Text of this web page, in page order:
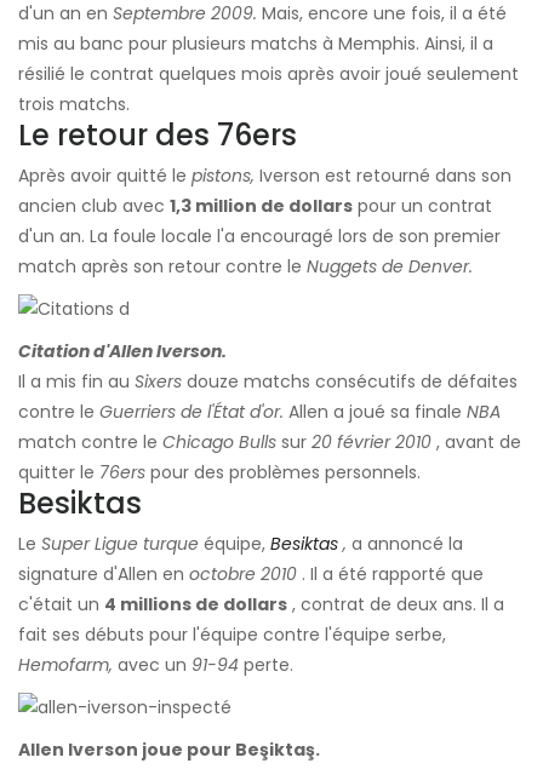
d'un an en Septembre 2009. Mais, encore une fois, il a été
mis au banc pour plusieurs matchs à Memphis. Ainsi, il a
résilié le contrat quelques mois après avoir joué seulement
trois matchs.
Le retour des 76ers
Après avoir quitté le pistons, Iverson est retourné dans son
ancien club avec 1,3 million de dollars pour un contrat
d'un an. La foule locale l'a encouragé lors de son premier
match après son retour contre le Nuggets de Denver.
Citation d'Allen Iverson.
Il a mis fin au Sixers douze matchs consécutifs de défaites
contre le Guerriers de l'État d'or. Allen a joué sa finale NBA
match contre le Chicago Bulls sur 20 février 2010 , avant de
quitter le 76ers pour des problèmes personnels.
Besiktas
Le Super Ligue turque équipe, Besiktas, a annoncé la
signature d'Allen en octobre 2010 . Il a été rapporté que
c'était un 4 millions de dollars , contrat de deux ans. Il a
fait ses débuts pour l'équipe contre l'équipe serbe,
Hemofarm, avec un 91-94 perte.
Allen Iverson joue pour Beşiktaş.